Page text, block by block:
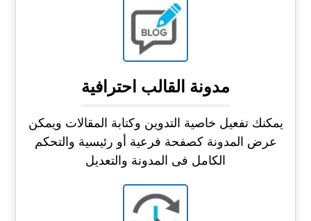
مدونة القالب احترافية
يمكنك تفعيل خاصية التدوين وكتابة المقالات ويمكن
عرض المدونة كصفحة فرعية أو رئيسية والتحكم
الكامل فى المدونة والتعديل